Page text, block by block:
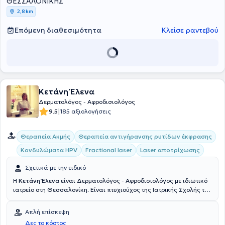
Clinic είναι πρωτοπόροι στην εφαρμογή και στην προώθηση
καινοτόμων συνδυαστικών θεραπειών με την χρήση τελευταίας
τεχνολογίας laser και με αποτελεσματικές τοπικές φόρμουλες
μεγιστοποιείται η αποτελεσματικότητα στην επανέκφυση της
2,8 km
Επόμενη διαθεσιμότητα Κλείσε ραντεβού
Κετάνη Έλενα
Δερματολόγος - Αφροδισιολόγος
9.5|185 αξιολογήσεις
Θεραπεία Ακμής
Θεραπεία αντιγήρανσης ρυτίδων έκφρασης
Κονδυλώματα HPV
Fractional laser Laser αποτρίχωσης
Σχετικά με την ειδικό
Η Κετάνη Έλενα είναι Δερματολόγος - Αφροδισιολόγος με ιδιωτικό
ιατρείο στη Θεσσαλονίκη. Είναι πτυχιούχος της Ιατρικής Σχολής του
ιδιαίτερη εμπειρία στη φωτοχημειοθεραπεία ψωρίασης, λεύκης και
καθολικής αλωπεκίας με P.U.V.A., θεραπεία ακμής, ουλές ακμής,
Απλή επίσκεψη
Δες το κόστος